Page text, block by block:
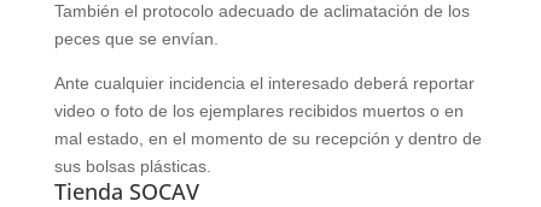
También el protocolo adecuado de aclimatación de los
peces que se envían.
Ante cualquier incidencia el interesado deberá reportar
video o foto de los ejemplares recibidos muertos o en
mal estado, en el momento de su recepción y dentro de
sus bolsas plásticas.
Tienda SOCAV